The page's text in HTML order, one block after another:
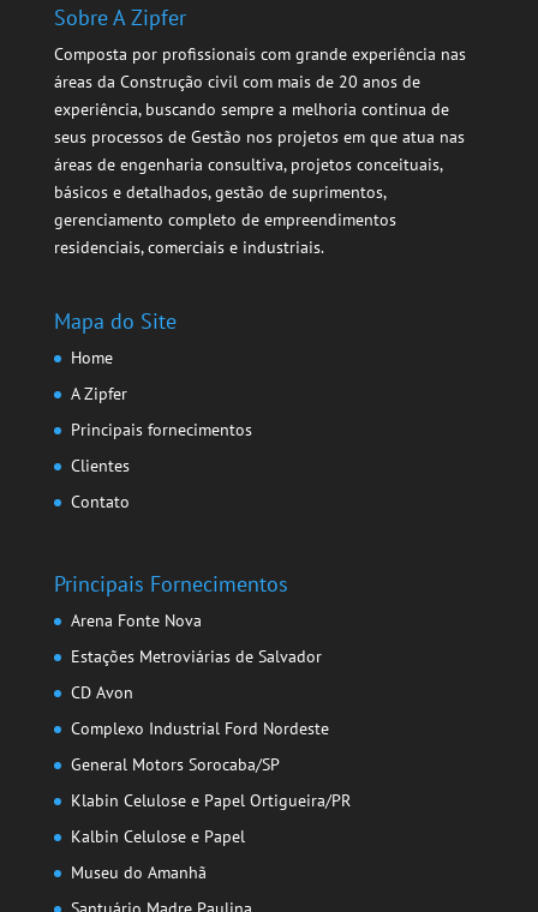
Sobre A Zipfer
Composta por profissionais com grande experiência nas
áreas da Construção civil com mais de 20 anos de
experiência, buscando sempre a melhoria continua de
seus processos de Gestão nos projetos em que atua nas
áreas de engenharia consultiva, projetos conceituais,
básicos e detalhados, gestão de suprimentos,
gerenciamento completo de empreendimentos
residenciais, comerciais e industriais.
Mapa do Site
Home
A Zipfer
Principais fornecimentos
Clientes
Contato
Principais Fornecimentos
Arena Fonte Nova
Estações Metroviárias de Salvador
CD Avon
Complexo Industrial Ford Nordeste
General Motors Sorocaba/SP
Klabin Celulose e Papel Ortigueira/PR
Kalbin Celulose e Papel
Museu do Amanhã